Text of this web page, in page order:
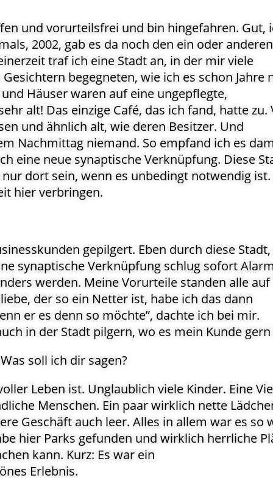
und vorurteilsfrei und bin hingefahren. Gut,
2002, gab es da noch den ein oder anderen
traf ich eine Stadt an, in der mir viele
begegneten, wie ich es schon Jahre
Häuser waren auf eine ungepflegte,
alt! Das einzige Café, das ich fand, hatte zu.
und ähnlich alt, wie deren Besitzer. Und
Nachmittag niemand. So empfand ich es
eine neue synaptische Verknüpfung. Diese
dort sein, wenn es unbedingt notwendig
hier verbringen.
gepilgert. Eben durch diese
synaptische Verknüpfung schlug sofort
werden. Meine Vorurteile standen alle auf
der so ein Netter ist, habe ich das dann
er es denn so möchte”, dachte ich bei mir.
in der Stadt pilgern, wo es mein Kunde
soll ich dir sagen?
Leben ist. Unglaublich viele Kinder. Eine
Menschen. Ein paar wirklich nette
Geschäft auch leer. Alles in allem war es so
hier Parks gefunden und wirklich herrliche
kann. Kurz: Es war ein
Erlebnis.